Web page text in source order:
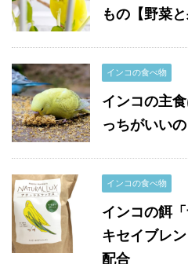
もの【野菜と
インコの食べ物
インコの主
っちがいいの
インコの食べ物
インコの餌
キセイブレ
配合